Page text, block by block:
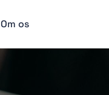
Om os